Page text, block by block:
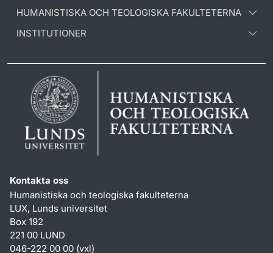
HUMANISTISKA OCH TEOLOGISKA FAKULTETERNA
INSTITUTIONER
Kontakta oss
Humanistiska och teologiska fakulteterna
LUX, Lunds universitet
Box 192
221 00 LUND
046-222 00 00 (vxl)